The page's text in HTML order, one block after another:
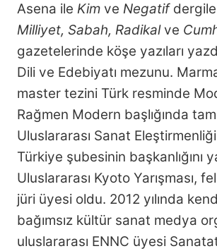
Asena ile Kim ve Negatif
Milliyet, Sabah, Radikalve
gazetelerinde köşe yazıları
Dili ve Edebiyatı mezunu.
master tezini Türk resminde
Rağmen Modern başlığında
Uluslararası Sanat
Türkiye şubesinin başkanlığını
Uluslararası Kyoto Yarışması,
jüri üyesi oldu. 2012 yılında
bağımsız kültür sanat medya
uluslararası ENNC üyesi